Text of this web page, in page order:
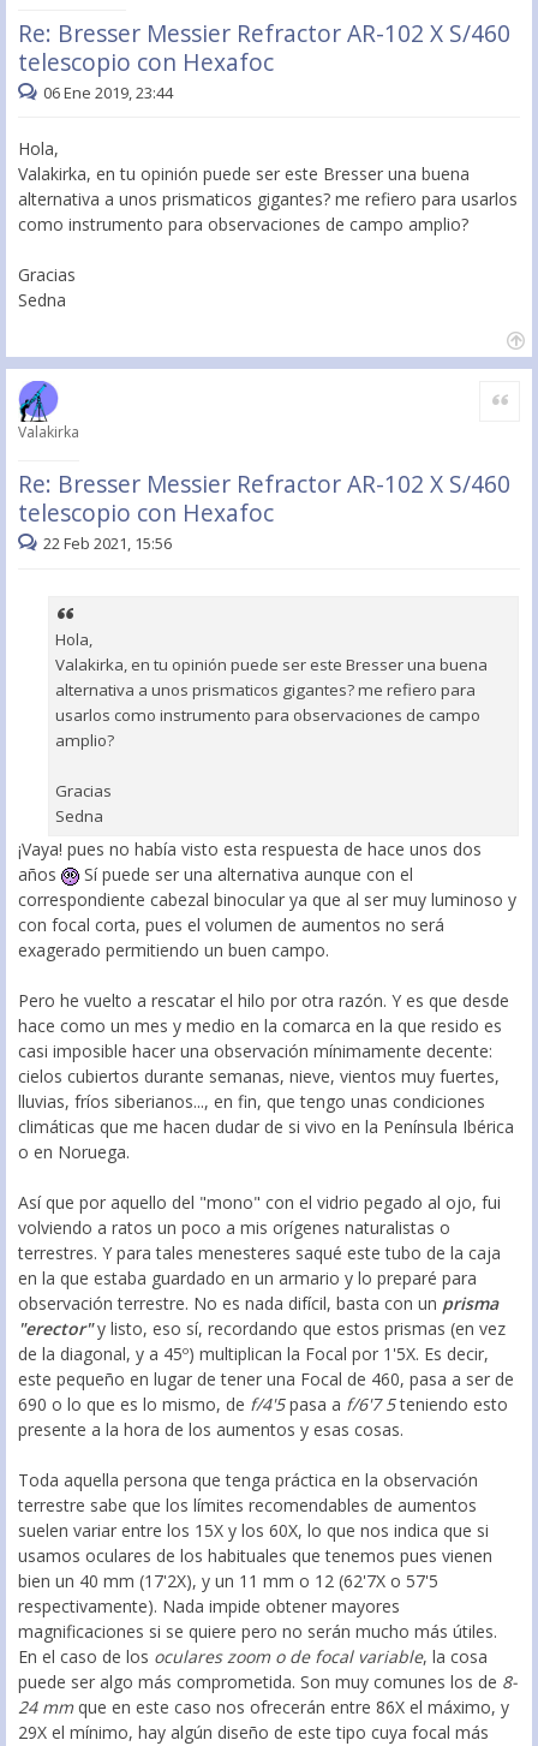
Re: Bresser Messier Refractor AR-102 X S/460
telescopio con Hexafoc
06 Ene 2019, 23:44
Hola,
Valakirka, en tu opinión puede ser este Bresser una buena
alternativa a unos prismaticos gigantes? me refiero para usarlos
como instrumento para observaciones de campo amplio?
Gracias
Sedna
Valakirka
Re: Bresser Messier Refractor AR-102 X S/460
telescopio con Hexafoc
Citar
22 Feb 2021, 15:56
Hola,
Valakirka, en tu opinión puede ser este Bresser una buena
alternativa a unos prismaticos gigantes? me refiero para
usarlos como instrumento para observaciones de campo
amplio?
Gracias
Sedna
¡Vaya! pues no había visto esta respuesta de hace unos dos
años
Sí puede ser una alternativa aunque con el
correspondiente cabezal binocular ya que al ser muy luminoso y
con focal corta, pues el volumen de aumentos no será
exagerado permitiendo un buen campo.
Pero he vuelto a rescatar el hilo por otra razón. Y es que desde
hace como un mes y medio en la comarca en la que resido es
casi imposible hacer una observación mínimamente decente:
cielos cubiertos durante semanas, nieve, vientos muy fuertes,
lluvias, fríos siberianos..., en fin, que tengo unas condiciones
climáticas que me hacen dudar de si vivo en la Península Ibérica
o en Noruega.
Así que por aquello del "mono" con el vidrio pegado al ojo, fui
volviendo a ratos un poco a mis orígenes naturalistas o
terrestres. Y para tales menesteres saqué este tubo de la caja
en la que estaba guardado en un armario y lo preparé para
observación terrestre. No es nada difícil, basta con un prisma
"erector"y listo, eso sí, recordando que estos prismas (en vez
de la diagonal, y a 45º) multiplican la Focal por 1'5X. Es decir,
este pequeño en lugar de tener una Focal de 460, pasa a ser de
690 o lo que es lo mismo, de f/4'5pasa a f/6'7 5teniendo esto
presente a la hora de los aumentos y esas cosas.
Toda aquella persona que tenga práctica en la observación
terrestre sabe que los límites recomendables de aumentos
suelen variar entre los 15X y los 60X, lo que nos indica que si
usamos oculares de los habituales que tenemos pues vienen
bien un 40 mm (17'2X), y un 11 mm o 12 (62'7X o 57'5
respectivamente). Nada impide obtener mayores
magnificaciones si se quiere pero no serán mucho más útiles.
En el caso de los oculares zoom o de focal variable, la cosa
puede ser algo más comprometida. Son muy comunes los de 8-
24 mmque en este caso nos ofrecerán entre 86X el máximo, y
29X el mínimo, hay algún diseño de este tipo cuya focal más